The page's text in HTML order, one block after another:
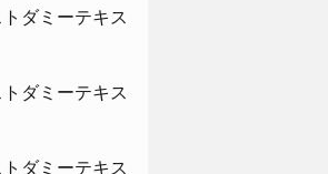
ダミーテキス
ダミーテキス
ダミーテキス